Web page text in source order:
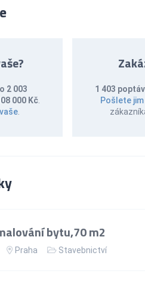
2 003
000 Kč
.
1 403
Pošlete jim
bytu,70 m2
Praha Stavebnictví